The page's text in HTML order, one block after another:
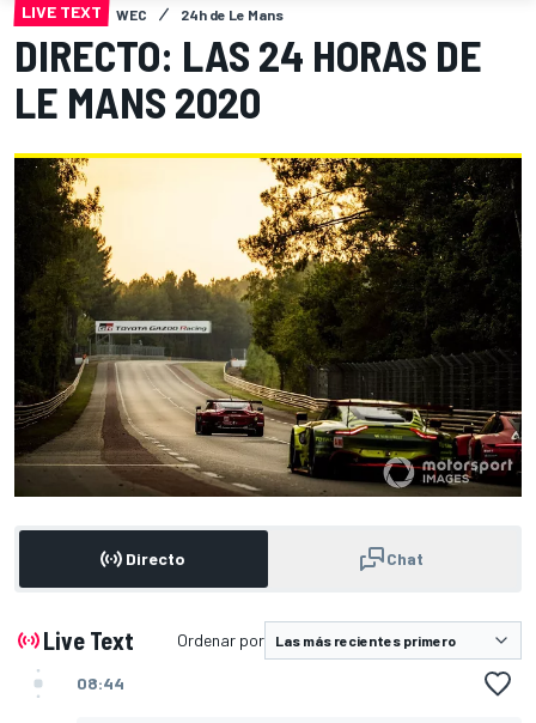
LIVE TEXT WEC 24h de Le Mans
DIRECTO: LAS 24 HORAS DE
LE MANS 2020
Directo Chat
Live Text Ordenar por
08:44